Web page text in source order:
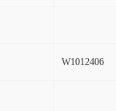
W1012406